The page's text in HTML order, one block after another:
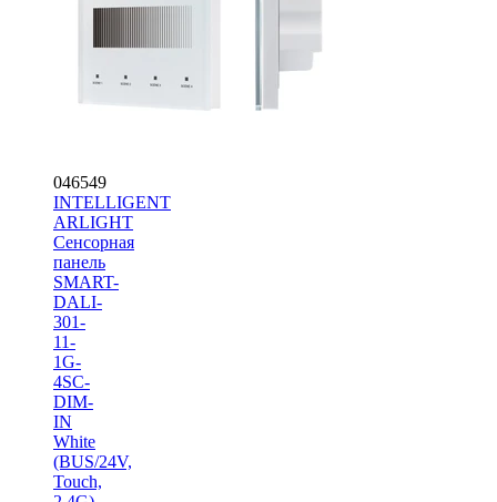
046549
INTELLIGENT
ARLIGHT
Сенсорная
панель
SMART-
DALI-
301-
11-
1G-
4SC-
DIM-
IN
White
(BUS/24V,
Touch,